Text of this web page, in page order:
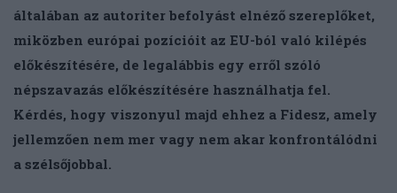
általában az autoriter befolyást elnéző szereplőket,
miközben európai pozícióit az EU-ból való kilépés
előkészítésére, de legalábbis egy erről szóló
népszavazás előkészítésére használhatja fel.
Kérdés, hogy viszonyul majd ehhez a Fidesz, amely
jellemzően nem mer vagy nem akar konfrontálódni
a szélsőjobbal.